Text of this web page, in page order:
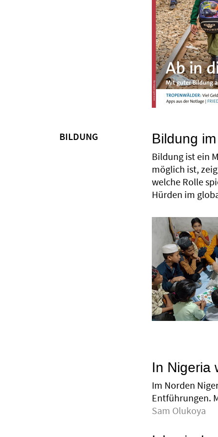
BILDUNG Bildung
Bildung ist ein
möglich ist,
welche Rolle
Hürden im
In Nigeria
Im Norden
Entführungen.
Sam Olukoya